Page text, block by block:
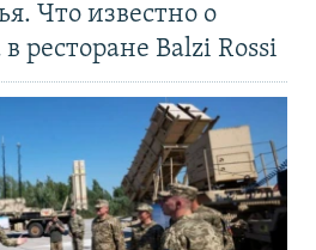
Что известно о
ресторане Balzi Rossi